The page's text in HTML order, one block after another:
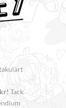
Tack